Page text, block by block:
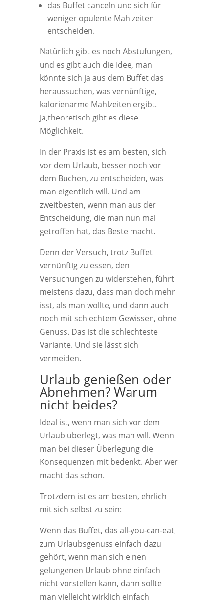
das Buffet canceln und sich für
weniger opulente Mahlzeiten
entscheiden.
Natürlich gibt es noch Abstufungen,
und es gibt auch die Idee, man
könnte sich ja aus dem Buffet das
heraussuchen, was vernünftige,
kalorienarme Mahlzeiten ergibt.
Ja,theoretisch gibt es diese
Möglichkeit.
In der Praxis ist es am besten, sich
vor dem Urlaub, besser noch vor
dem Buchen, zu entscheiden, was
man eigentlich will. Und am
zweitbesten, wenn man aus der
Entscheidung, die man nun mal
getroffen hat, das Beste macht.
Denn der Versuch, trotz Buffet
vernünftig zu essen, den
Versuchungen zu widerstehen, führt
meistens dazu, dass man doch mehr
isst, als man wollte, und dann auch
noch mit schlechtem Gewissen, ohne
Genuss. Das ist die schlechteste
Variante. Und sie lässt sich
vermeiden.
Urlaub genießen oder
Abnehmen? Warum
nicht beides?
Ideal ist, wenn man sich vor dem
Urlaub überlegt, was man will. Wenn
man bei dieser Überlegung die
Konsequenzen mit bedenkt. Aber wer
macht das schon.
Trotzdem ist es am besten, ehrlich
mit sich selbst zu sein:
Wenn das Buffet, das all-you-can-eat,
zum Urlaubsgenuss einfach dazu
gehört, wenn man sich einen
gelungenen Urlaub ohne einfach
nicht vorstellen kann, dann sollte
man vielleicht wirklich einfach